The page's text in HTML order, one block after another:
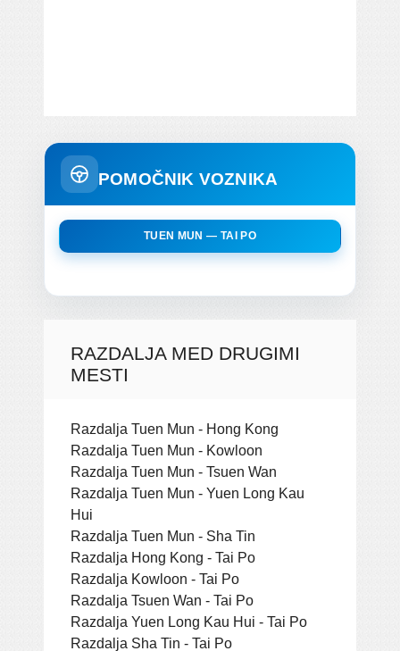
POMOČNIK VOZNIKA
TUEN MUN — TAI PO
RAZDALJA MED DRUGIMI
MESTI
Razdalja Tuen Mun - Hong Kong
Razdalja Tuen Mun - Kowloon
Razdalja Tuen Mun - Tsuen Wan
Razdalja Tuen Mun - Yuen Long Kau
Hui
Razdalja Tuen Mun - Sha Tin
Razdalja Hong Kong - Tai Po
Razdalja Kowloon - Tai Po
Razdalja Tsuen Wan - Tai Po
Razdalja Yuen Long Kau Hui - Tai Po
Razdalja Sha Tin - Tai Po